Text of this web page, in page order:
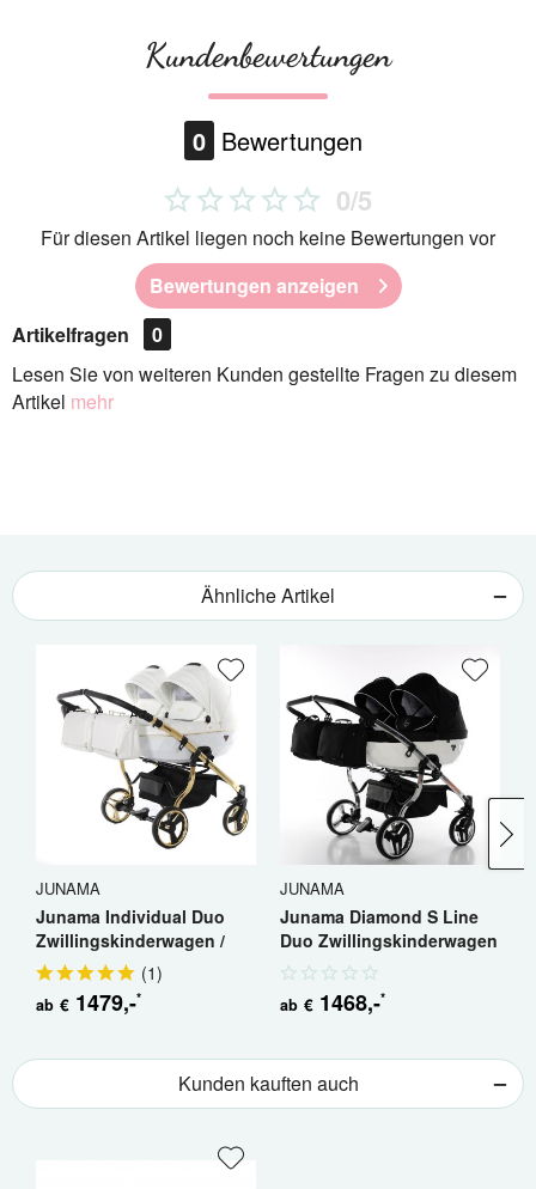
Kundenbewertungen
0 Bewertungen
0/5
Für diesen Artikel liegen noch keine Bewertungen vor
Bewertungen anzeigen
Artikelfragen
0
Lesen Sie von weiteren Kunden gestellte Fragen zu diesem
Artikel mehr
Ähnliche Artikel
JUNAMA
Junama Individual Duo
Zwillingskinderwagen /
Geschwisterkinderwagen
(1)
ab € 1479,-*
JUNAMA
Junama Diamond S Line
Duo Zwillingskinderwagen
/...
ab € 1468,-*
Kunden kauften auch